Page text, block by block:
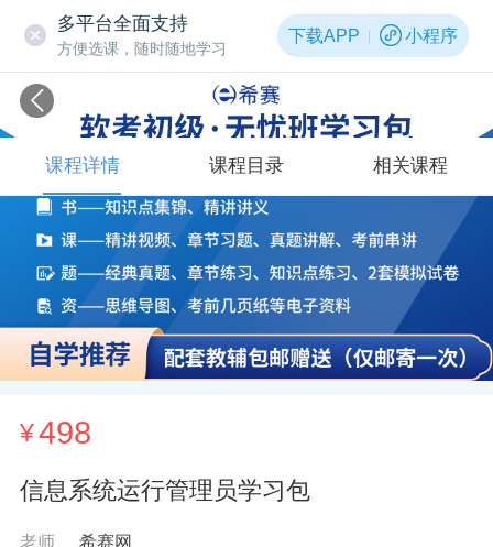
多平台全面支持
方便选课，随时随地学习
下载APP 小程序
¥498
信息系统运行管理员学习包
老师
希赛网
课程详情 课程目录 相关课程